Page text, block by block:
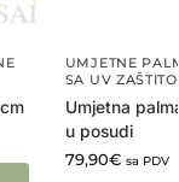
UMJETNE
SA UV
Umjetna
u posudi
79,90€ sa PDV